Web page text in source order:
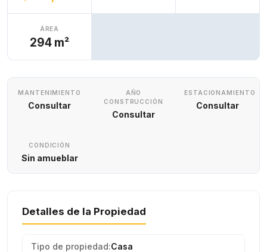
ÁREA
294 m²
MANTENIMIENTO
Consultar
AÑO
CONSTRUCCIÓN
Consultar
ESTACIONAMIENTO
Consultar
CONDICIÓN
Sin amueblar
Detalles de la Propiedad
Tipo de propiedad:Casa